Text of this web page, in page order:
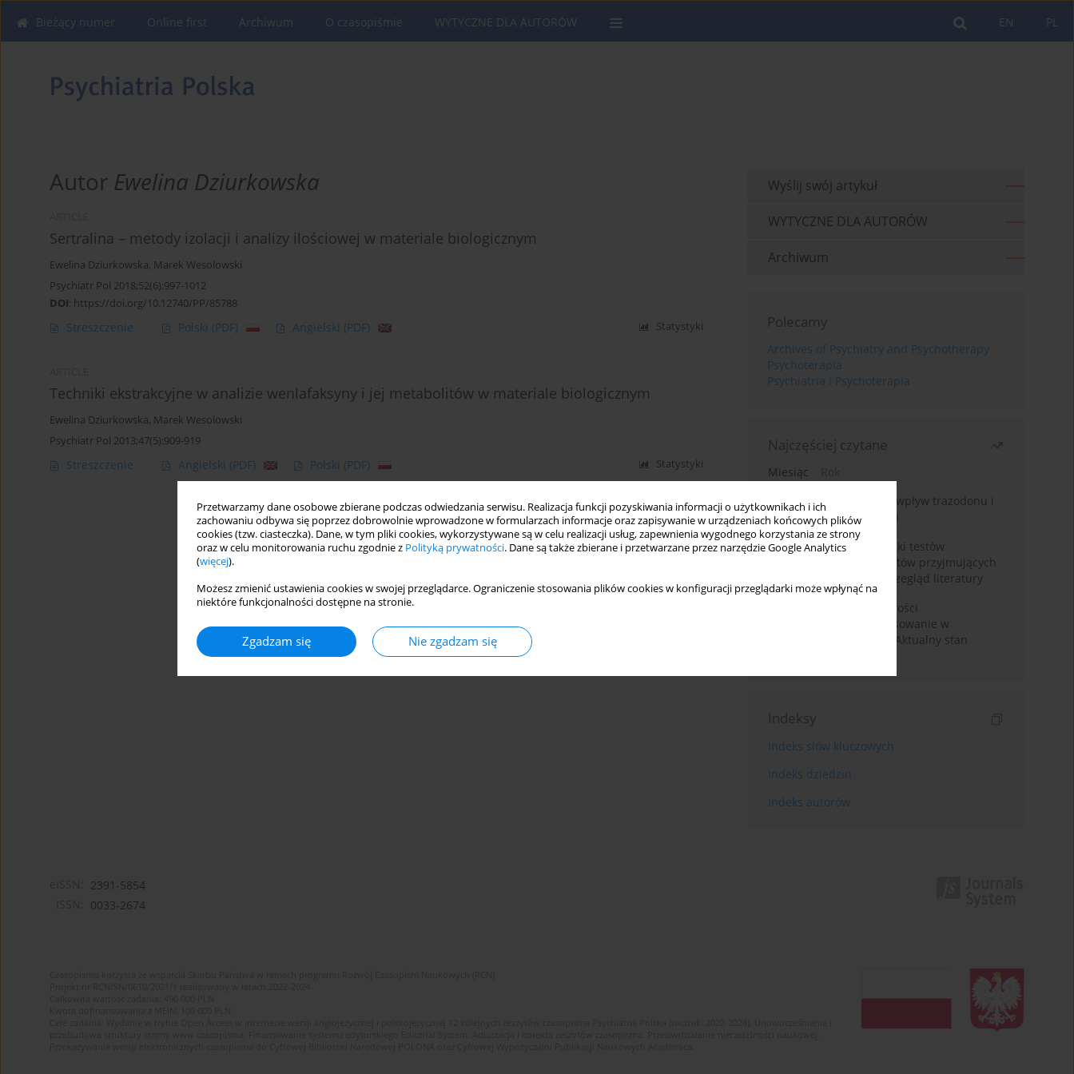
Przetwarzamy dane osobowe zbierane podczas odwiedzania serwisu. Realizacja funkcji pozyskiwania informacji o użytkownikach i ich
zachowaniu odbywa się poprzez dobrowolnie wprowadzone w formularzach informacje oraz zapisywanie w urządzeniach końcowych plików
cookies (tzw. ciasteczka). Dane, w tym pliki cookies, wykorzystywane są w celu realizacji usług, zapewnienia wygodnego korzystania ze strony
oraz w celu monitorowania ruchu zgodnie z Polityką prywatności. Dane są także zbierane i przetwarzane przez narzędzie Google Analytics
(więcej).
Możesz zmienić ustawienia cookies w swojej przeglądarce. Ograniczenie stosowania plików cookies w konfiguracji przeglądarki może wpłynąć na
niektóre funkcjonalności dostępne na stronie.
Zgadzam się Nie zgadzam się
PL
EN
Bieżący numer Online first Archiwum O czasopiśmie WYTYCZNE DLA AUTORÓW
Autor Ewelina Dziurkowska
Sertralina – metody izolacji i analizy ilościowej w materiale biologicznym
Ewelina Dziurkowska, Marek Wesolowski
Psychiatr Pol 2018;52(6):997-1012
DOI: https://doi.org/10.12740/PP/85788
Streszczenie Polski (PDF) Angielski (PDF) Statystyki
Techniki ekstrakcyjne w analizie wenlafaksyny i jej metabolitów w materiale biologicznym
Ewelina Dziurkowska, Marek Wesolowski
Psychiatr Pol 2013;47(5):909-919
Streszczenie Angielski (PDF) Polski (PDF) Statystyki
Wyślij swój artykuł
WYTYCZNE DLA AUTORÓW
Archiwum
Polecamy
Archives of Psychiatry and Psychotherapy
Psychoterapia
Psychiatria i Psychoterapia
Najczęściej czytane
Miesiąc
Rok
Leczenie bezsenności – wpływ trazodonu i
leków nasennych na sen
Fałszywie dodatnie wyniki testów
narkotykowych u pacjentów przyjmujących
leki psychotropowe – przegląd literatury
Wortioksetyna – właściwości
farmakologiczne i zastosowanie w
zaburzeniach nastroju. Aktualny stan
Indeksy
Indeks słów kluczowych
Indeks dziedzin
Indeks autorów
2391-5854
0033-2674